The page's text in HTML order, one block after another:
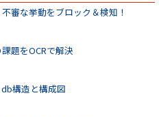
審な挙動をブロック＆検知！
題をOCRで解決
構造と構成図